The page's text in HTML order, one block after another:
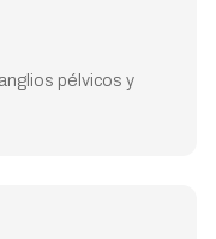
pélvicos y